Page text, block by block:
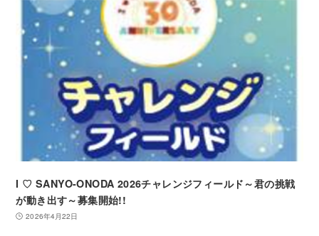
I ♡ SANYO-ONODA 2026チャレンジフィールド～君の挑戦
が動き出す～募集開始!!
2026年4月22日